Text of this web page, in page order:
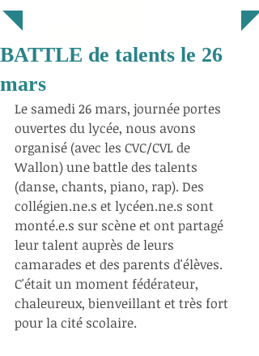
BATTLE de talents le 26
mars
Le samedi 26 mars, journée portes
ouvertes du lycée, nous avons
organisé (avec les CVC/CVL de
Wallon) une battle des talents
(danse, chants, piano, rap). Des
collégien.ne.s et lycéen.ne.s sont
monté.e.s sur scène et ont partagé
leur talent auprès de leurs
camarades et des parents d'élèves.
C'était un moment fédérateur,
chaleureux, bienveillant et très fort
pour la cité scolaire.